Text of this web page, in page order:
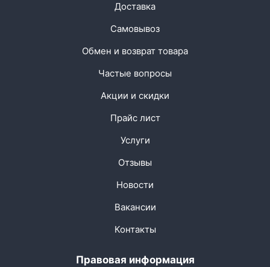
Доставка
Самовывоз
Обмен и возврат товара
Частые вопросы
Акции и скидки
Прайс лист
Услуги
Отзывы
Новости
Вакансии
Контакты
Правовая информация